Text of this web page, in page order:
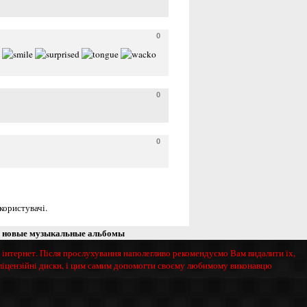
0
0
0
новые музыкальные альбомы
Після прослухування наполегливо рекомендуємо Вам видалити їх,
диски, і цим самим допомогти своєму любимому виконавцю